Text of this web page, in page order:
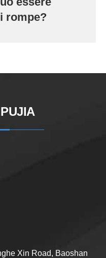
rompe?
Xin Road, Baoshan